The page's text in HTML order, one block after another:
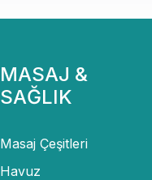
MASAJ &
SAĞLIK
Masaj Çeşitleri
Havuz